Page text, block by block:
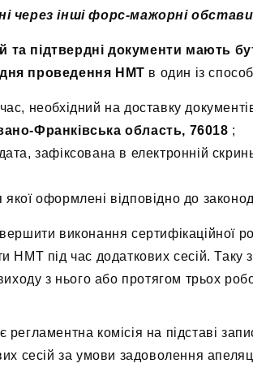
через інші форс-мажорні
підтвердні документи мають
дня проведення НМТ в один із
необхідний на доставку
Франківська область, 76018 ;
зафіксована в електронній
оформлені відповідно до
виконання сертифікаційної
під час додаткових сесій. Таку
з нього або протягом трьох
комісія на підставі
сесій за умови задоволення